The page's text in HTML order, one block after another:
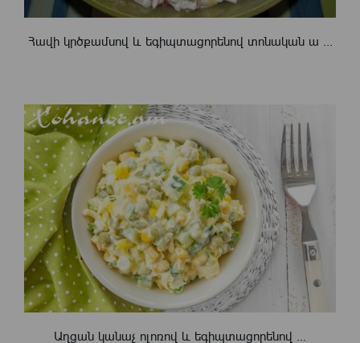
Հավի կրծքամսով և եգիպտացորենով տոնական ա ...
Աղցան կանաչ ոլոռով և եգիպտացորենով ...